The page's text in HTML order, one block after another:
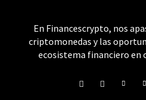
En Financescrypto, nos
criptomonedas y las
ecosistema financiero en